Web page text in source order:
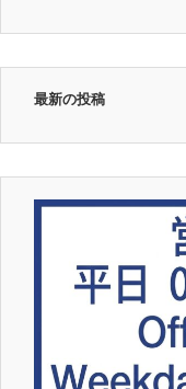
最新の投稿